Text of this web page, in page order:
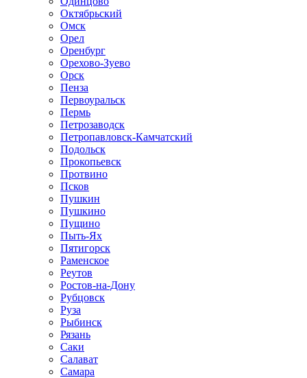
Октябрьский
Омск
Орел
Оренбург
Орехово-Зуево
Орск
Пенза
Первоуральск
Пермь
Петрозаводск
Петропавловск-Камчатский
Подольск
Прокопьевск
Протвино
Псков
Пушкин
Пушкино
Пущино
Пыть-Ях
Пятигорск
Раменское
Реутов
Ростов-на-Дону
Рубцовск
Руза
Рыбинск
Рязань
Саки
Салават
Самара